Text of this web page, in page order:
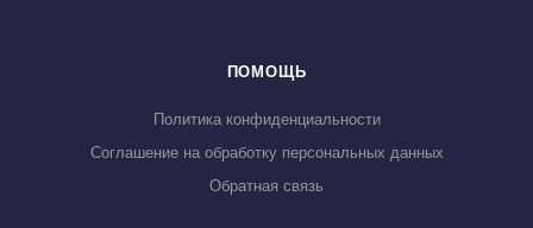
ПОМОЩЬ
Политика конфиденциальности
Соглашение на обработку персональных данных
Обратная связь